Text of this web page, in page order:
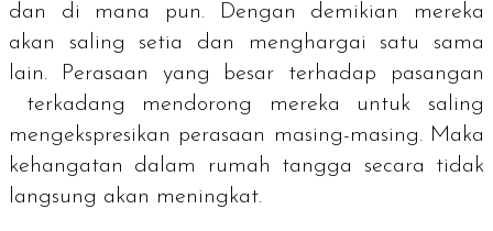
dan di mana pun. Dengan demikian mereka
akan saling setia dan menghargai satu sama
lain. Perasaan yang besar terhadap pasangan
terkadang mendorong mereka untuk saling
mengekspresikan perasaan masing-masing. Maka
kehangatan dalam rumah tangga secara tidak
langsung akan meningkat.